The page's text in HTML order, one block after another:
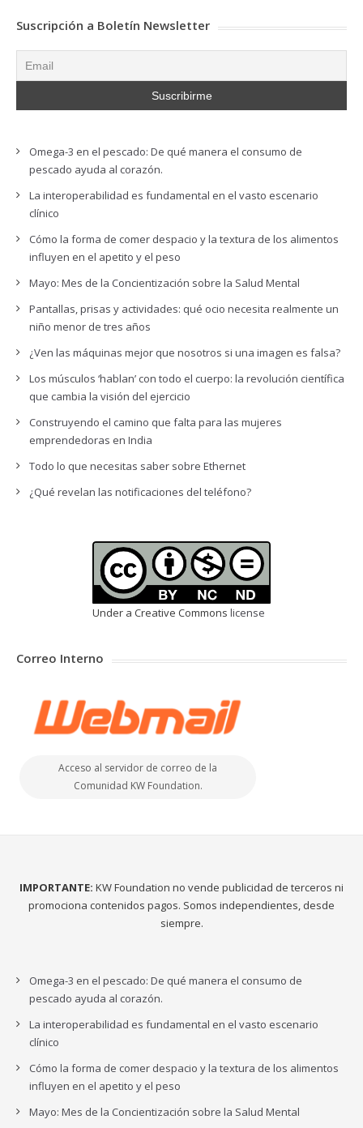
Suscripción a Boletín Newsletter
Omega-3 en el pescado: De qué manera el consumo de
pescado ayuda al corazón.
La interoperabilidad es fundamental en el vasto escenario
clínico
Cómo la forma de comer despacio y la textura de los alimentos
influyen en el apetito y el peso
Mayo: Mes de la Concientización sobre la Salud Mental
Pantallas, prisas y actividades: qué ocio necesita realmente un
niño menor de tres años
¿Ven las máquinas mejor que nosotros si una imagen es falsa?
Los músculos ‘hablan’ con todo el cuerpo: la revolución científica
que cambia la visión del ejercicio
Construyendo el camino que falta para las mujeres
emprendedoras en India
Todo lo que necesitas saber sobre Ethernet
¿Qué revelan las notificaciones del teléfono?
Under a Creative Commons license
Correo Interno
Acceso al servidor de correo de la
Comunidad KW Foundation.
IMPORTANTE: KW Foundation no vende publicidad de terceros ni
promociona contenidos pagos. Somos independientes, desde
siempre.
Omega-3 en el pescado: De qué manera el consumo de
pescado ayuda al corazón.
La interoperabilidad es fundamental en el vasto escenario
clínico
Cómo la forma de comer despacio y la textura de los alimentos
influyen en el apetito y el peso
Mayo: Mes de la Concientización sobre la Salud Mental